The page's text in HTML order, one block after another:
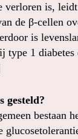
verloren is,
de β-cellen
is
type 1
gesteld?